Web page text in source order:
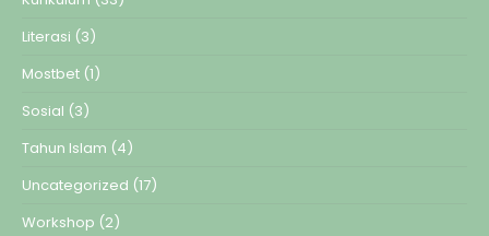
Literasi (3)
Mostbet (1)
Sosial (3)
Tahun Islam (4)
Uncategorized (17)
Workshop (2)